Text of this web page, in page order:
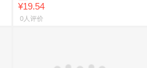
¥19.54
0人评价